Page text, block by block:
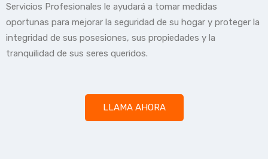
Servicios Profesionales le ayudará a tomar medidas
oportunas para mejorar la seguridad de su hogar y proteger la
integridad de sus posesiones, sus propiedades y la
tranquilidad de sus seres queridos.
LLAMA AHORA